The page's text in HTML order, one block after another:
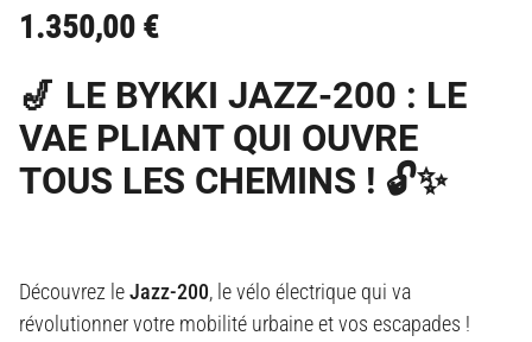
1.350,00 €
🎷 LE BYKKI JAZZ-200 : LE
VAE PLIANT QUI OUVRE
TOUS LES CHEMINS ! 🔓✨
Découvrez leJazz-200, le vélo électrique qui va
révolutionner votre mobilité urbaine et vos escapades !